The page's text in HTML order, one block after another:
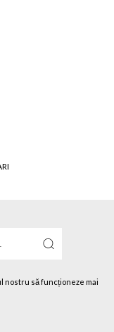
nostru să funcționeze mai